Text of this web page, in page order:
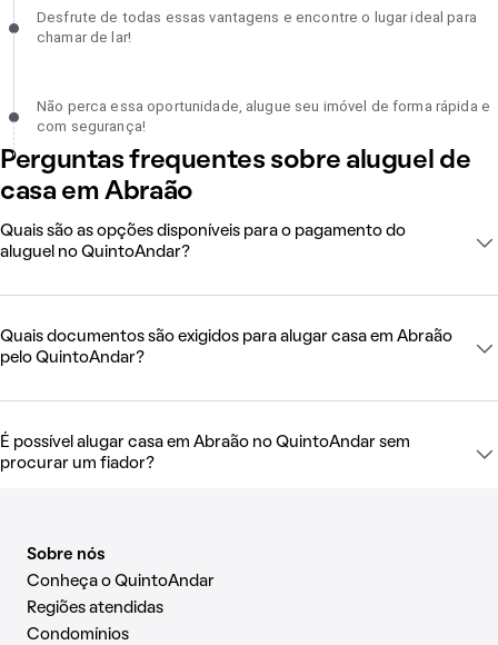
Desfrute de todas essas vantagens e encontre o lugar ideal para
chamar de lar!, incompleto
Desfrute de todas essas vantagens e encontre o lugar ideal para
chamar de lar!
Não perca essa oportunidade, alugue seu imóvel de forma rápida
com segurança!, incompleto
Não perca essa oportunidade, alugue seu imóvel de forma rápida e
com segurança!
Perguntas frequentes sobre aluguel de
casa em Abraão
Quais são as opções disponíveis para o pagamento do
aluguel no QuintoAndar?
Quais documentos são exigidos para alugar casa em Abraão
pelo QuintoAndar?
É possível alugar casa em Abraão no QuintoAndar sem
procurar um fiador?
Sobre nós
Conheça o QuintoAndar
Regiões atendidas
Condomínios